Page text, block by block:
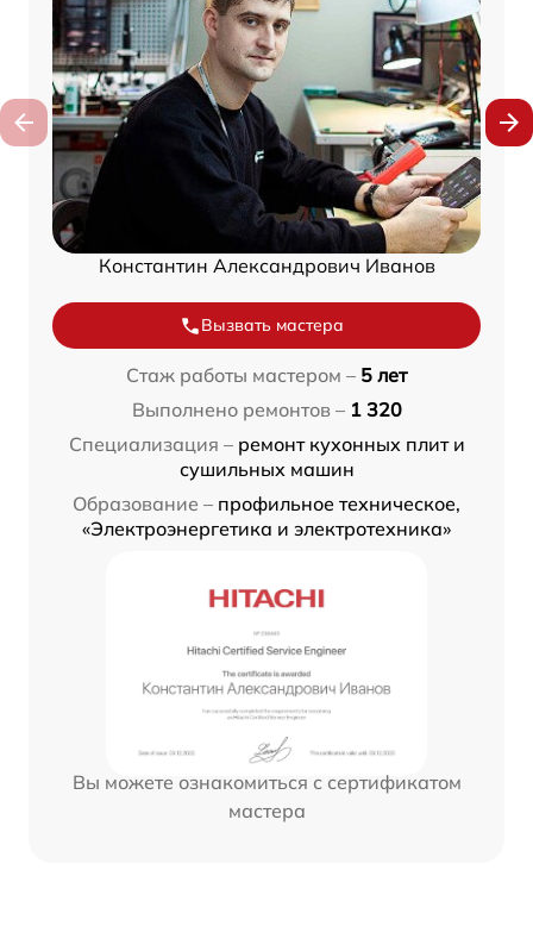
Константин Александрович Иванов
Вызвать мастера
Стаж работы мастером – 5 лет
Выполнено ремонтов – 1 320
Специализация – ремонт кухонных плит и
сушильных машин
Образование – профильное техническое,
«Электроэнергетика и электротехника»
Вы можете ознакомиться с сертификатом
мастера